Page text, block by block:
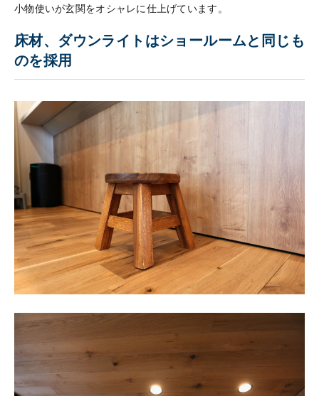
小物使いが玄関をオシャレに仕上げています。
床材、ダウンライトはショールームと同じも
のを採用